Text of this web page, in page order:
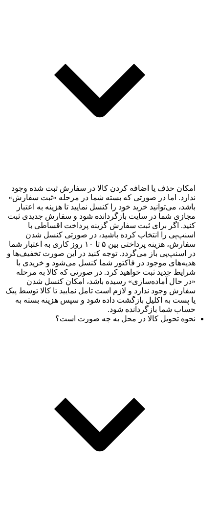
امکان حذف یا اضافه کردن کالا در سفارش ثبت شده وجود
ندارد. اما در صورتی که بسته شما در مرحله «ثبت سفارش»
باشد، می‌توانید خرید خود را کنسل نمایید تا هزینه به اعتبار
مجازی شما در سایت بازگردانده شود و سفارش جدیدی ثبت
کنید. اگر برای ثبت سفارش گزینه پرداخت اقساطی با
اسنپ‌پی را انتخاب کرده باشید، در صورتی کنسل شدن
سفارش، هزینه پرداختی بین ۵ تا ۱۰ روز کاری به اعتبار شما
در اسنپ‌پی باز‌ می‌گردد. توجه کنید در این صورت تخفیف‌ها و
هدیه‌های موجود در فاکتور شما کنسل می‌شود و خریدی با
شرایط جدید ثبت خواهید کرد. در صورتی که کالا به مرحله
«در حال آماده‌سازی» رسیده باشد، امکان کنسل شدن
سفارش وجود ندارد و لازم است تامل نمایید تا کالا توسط پیک
یا پست به اکلیل بازگشت داده شود و سپس هزینه بسته به
حساب شما بازگردانده شود.
نحوه تحویل کالا در محل به چه صورت است؟